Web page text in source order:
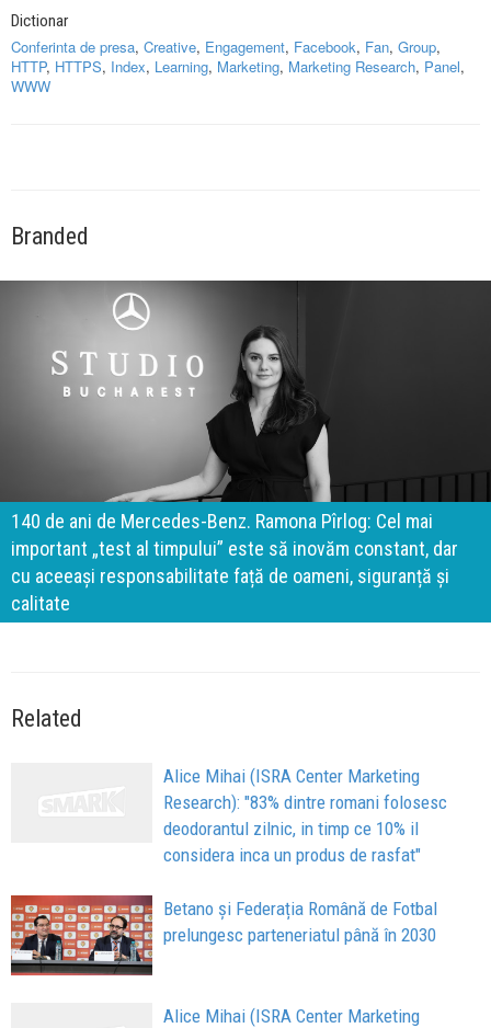
Dictionar
Conferinta de presa, Creative, Engagement, Facebook, Fan, Group,
HTTP, HTTPS, Index, Learning, Marketing, Marketing Research, Panel,
WWW
Branded
140 de ani de Mercedes-Benz. Ramona Pîrlog: Cel mai
important „test al timpului” este să inovăm constant, dar
cu aceeași responsabilitate față de oameni, siguranță și
calitate
Related
Alice Mihai (ISRA Center Marketing
Research): "83% dintre romani folosesc
deodorantul zilnic, in timp ce 10% il
considera inca un produs de rasfat"
Betano și Federația Română de Fotbal
prelungesc parteneriatul până în 2030
Alice Mihai (ISRA Center Marketing